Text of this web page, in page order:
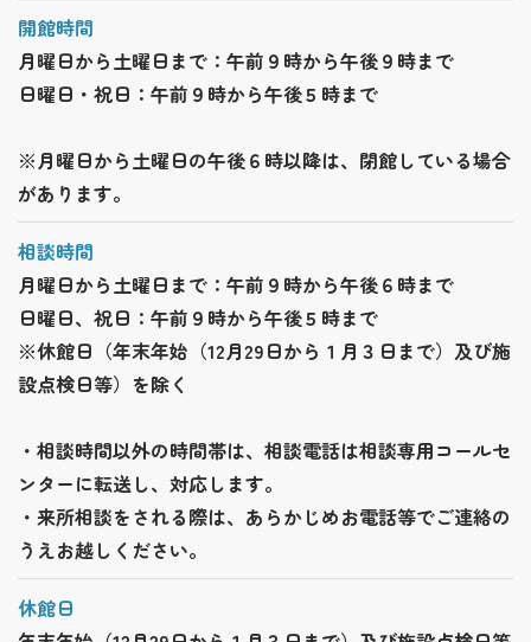
開館時間
月曜日から土曜日まで：午前９時から午後９時まで
日曜日・祝日：午前９時から午後５時まで
※月曜日から土曜日の午後６時以降は、閉館している場合
があります。
相談時間
月曜日から土曜日まで：午前９時から午後６時まで
日曜日、祝日：午前９時から午後５時まで
※休館日（年末年始（12月29日から１月３日まで）及び施
設点検日等）を除く
・相談時間以外の時間帯は、相談電話は相談専用コールセ
ンターに転送し、対応します。
・来所相談をされる際は、あらかじめお電話等でご連絡の
うえお越しください。
休館日